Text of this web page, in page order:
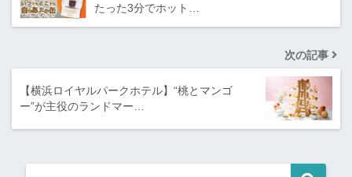
たった3分でホット…
次の記事
【横浜ロイヤルパークホテル】“桃とマンゴ
ー”が主役のランドマー…